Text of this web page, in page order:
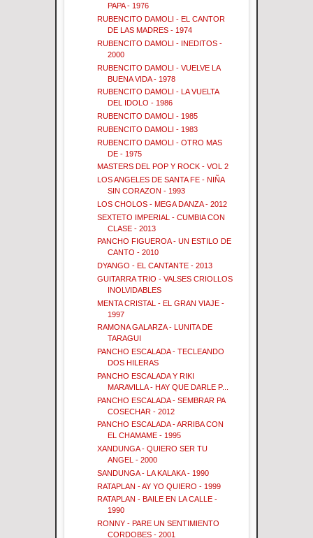
PAPA - 1976
RUBENCITO DAMOLI - EL CANTOR
DE LAS MADRES - 1974
RUBENCITO DAMOLI - INEDITOS -
2000
RUBENCITO DAMOLI - VUELVE LA
BUENA VIDA - 1978
RUBENCITO DAMOLI - LA VUELTA
DEL IDOLO - 1986
RUBENCITO DAMOLI - 1985
RUBENCITO DAMOLI - 1983
RUBENCITO DAMOLI - OTRO MAS
DE - 1975
MASTERS DEL POP Y ROCK - VOL 2
LOS ANGELES DE SANTA FE - NIÑA
SIN CORAZON - 1993
LOS CHOLOS - MEGA DANZA - 2012
SEXTETO IMPERIAL - CUMBIA CON
CLASE - 2013
PANCHO FIGUEROA - UN ESTILO DE
CANTO - 2010
DYANGO - EL CANTANTE - 2013
GUITARRA TRIO - VALSES CRIOLLOS
INOLVIDABLES
MENTA CRISTAL - EL GRAN VIAJE -
1997
RAMONA GALARZA - LUNITA DE
TARAGUI
PANCHO ESCALADA - TECLEANDO
DOS HILERAS
PANCHO ESCALADA Y RIKI
MARAVILLA - HAY QUE DARLE P...
PANCHO ESCALADA - SEMBRAR PA
COSECHAR - 2012
PANCHO ESCALADA - ARRIBA CON
EL CHAMAME - 1995
XANDUNGA - QUIERO SER TU
ANGEL - 2000
SANDUNGA - LA KALAKA - 1990
RATAPLAN - AY YO QUIERO - 1999
RATAPLAN - BAILE EN LA CALLE -
1990
RONNY - PARE UN SENTIMIENTO
CORDOBES - 2001